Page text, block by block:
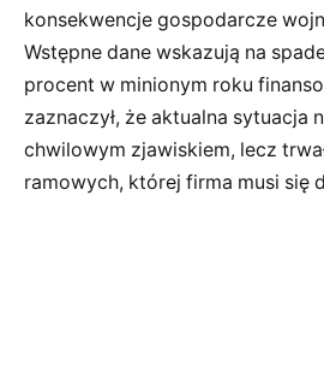
konsekwencje gospodarcze
Wstępne dane wskazują na
procent w minionym roku
zaznaczył, że aktualna sytuacja
chwilowym zjawiskiem, lecz
ramowych, której firma musi się